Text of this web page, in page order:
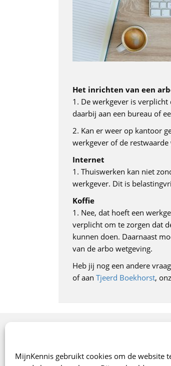
MijnKennis gebruikt cookies om de website
Het inrichten van een
1. De werkgever is
daarbij aan een bureau of
2. Kan er weer op kantoor
werkgever of de
Internet
1. Thuiswerken kan niet
werkgever. Dit is
Koffie
1. Nee, dat hoeft een
verplicht om te zorgen dat
kunnen doen. Daarnaast
van de arbo wetgeving.
Heb jij nog een andere
of aan Tjeerd Boekhorst,
Verzekeringen